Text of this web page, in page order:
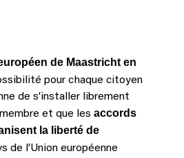
de Maastricht en
pour chaque citoyen
de s’installer librement
et que les accords
la liberté de
de l’Union européenne